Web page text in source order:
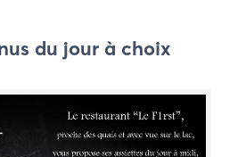
du jour à choix